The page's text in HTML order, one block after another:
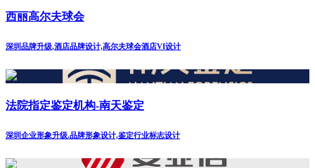
西丽高尔夫球会
深圳品牌升级,酒店品牌设计,高尔夫球会酒店VI设计
法院指定鉴定机构-南天鉴定
深圳企业形象升级.品牌形象设计,鉴定行业标志设计